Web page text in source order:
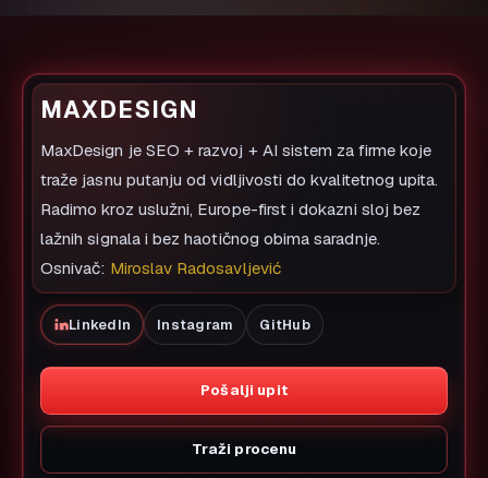
MAXDESIGN
MaxDesign je SEO + razvoj + AI sistem za firme koje
traže jasnu putanju od vidljivosti do kvalitetnog upita.
Radimo kroz uslužni, Europe-first i dokazni sloj bez
lažnih signala i bez haotičnog obima saradnje.
Osnivač: Miroslav Radosavljević
LinkedIn Instagram GitHub
Pošalji upit
Traži procenu